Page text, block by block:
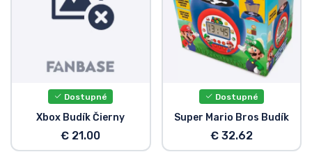
Dostupné
Xbox Budík Čierny
€ 21.00
Dostupné
Super Mario Bros Budík
€ 32.62